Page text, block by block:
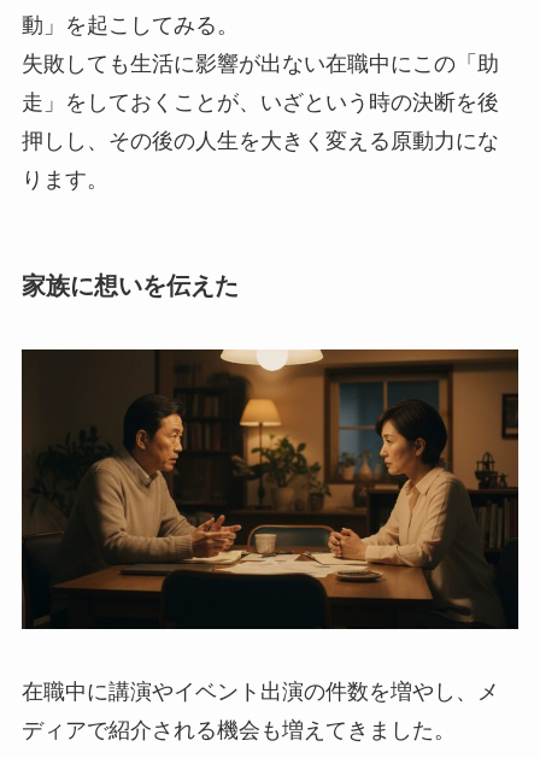
動」を起こしてみる。
失敗しても生活に影響が出ない在職中にこの「助
走」をしておくことが、いざという時の決断を後
押しし、その後の人生を大きく変える原動力にな
ります。
家族に想いを伝えた
在職中に講演やイベント出演の件数を増やし、メ
ディアで紹介される機会も増えてきました。